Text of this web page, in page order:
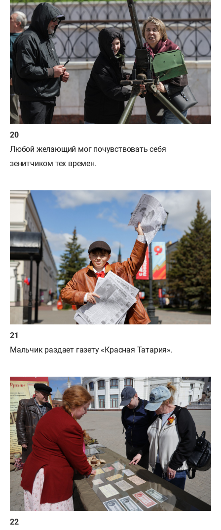
Любой желающий мог почувствовать себя
зенитчиком тех времен.
Мальчик раздает газету «Красная Татария».